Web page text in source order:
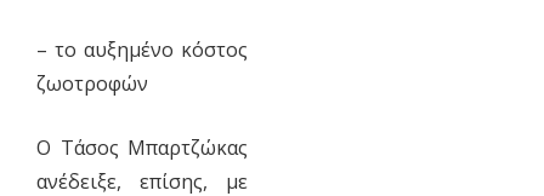
– το αυξημένο κόστος
ζωοτροφών
Ο Τάσος Μπαρτζώκας
ανέδειξε, επίσης, με